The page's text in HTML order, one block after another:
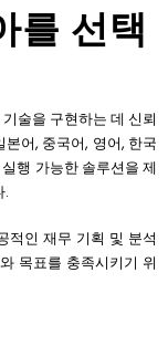
를 선택
술을 구현하는 데 신뢰
어, 중국어, 영어, 한국
행 가능한 솔루션을 제
.
적인 재무 기획 및 분석
목표를 충족시키기 위